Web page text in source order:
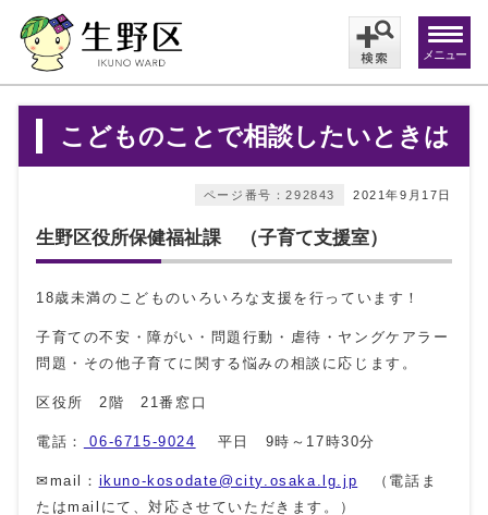
メニュー
こどものことで相談したいときは
2021年9月17日
ページ番号：292843
生野区役所保健福祉課 （子育て支援室）
18歳未満のこどものいろいろな支援を行っています！
子育ての不安・障がい・問題行動・虐待・ヤングケアラー
問題・その他子育てに関する悩みの相談に応じます。
区役所 2階 21番窓口
電話： 06-6715-9024 平日 9時～17時30分
✉mail： ikuno-kosodate@city.osaka.lg.jp （電話ま
たはmailにて、対応させていただきます。）